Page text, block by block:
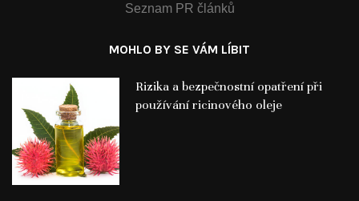
Seznam PR článků
MOHLO BY SE VÁM LÍBIT
Rizika a bezpečnostní opatření při
používání ricinového oleje